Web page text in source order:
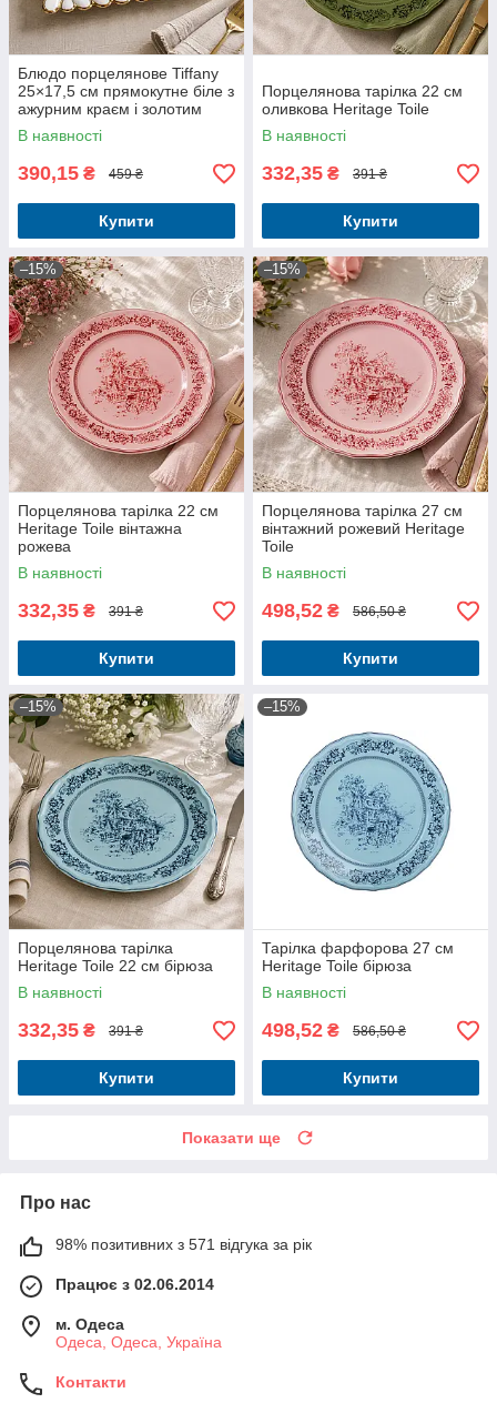
Блюдо порцелянове Tiffany
25×17,5 см прямокутне біле з
ажурним краєм і золотим
декором
В наявності
390,15 ₴ 459 ₴
Купити
Порцелянова тарілка 22 см
оливкова Heritage Toile
В наявності
332,35 ₴ 391 ₴
Купити
–15%
Порцелянова тарілка 22 см
Heritage Toile вінтажна
рожева
В наявності
332,35 ₴ 391 ₴
Купити
–15%
Порцелянова тарілка 27 см
вінтажний рожевий Heritage
Toile
В наявності
498,52 ₴ 586,50 ₴
Купити
–15%
Порцелянова тарілка
Heritage Toile 22 см бірюза
В наявності
332,35 ₴ 391 ₴
Купити
–15%
Тарілка фарфорова 27 см
Heritage Toile бірюза
В наявності
498,52 ₴ 586,50 ₴
Купити
Показати ще
Про нас
98% позитивних з 571 відгука за рік
Працює з 02.06.2014
м. Одеса
Одеса, Одеса, Україна
Контакти